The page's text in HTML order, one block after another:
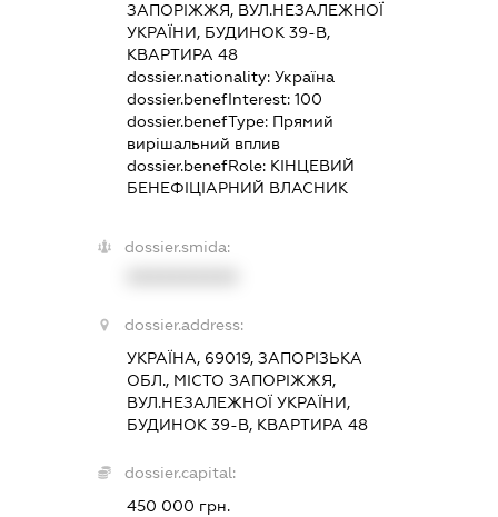
ЗАПОРІЖЖЯ, ВУЛ.НЕЗАЛЕЖНОЇ
УКРАЇНИ, БУДИНОК 39-В,
КВАРТИРА 48
dossier.nationality: Україна
dossier.benefInterest: 100
dossier.benefType: Прямий
вирішальний вплив
dossier.benefRole: КІНЦЕВИЙ
БЕНЕФІЦІАРНИЙ ВЛАСНИК
dossier.smida:
dossier.address:
УКРАЇНА, 69019, ЗАПОРІЗЬКА
ОБЛ., МІСТО ЗАПОРІЖЖЯ,
ВУЛ.НЕЗАЛЕЖНОЇ УКРАЇНИ,
БУДИНОК 39-В, КВАРТИРА 48
dossier.capital:
450 000 грн.